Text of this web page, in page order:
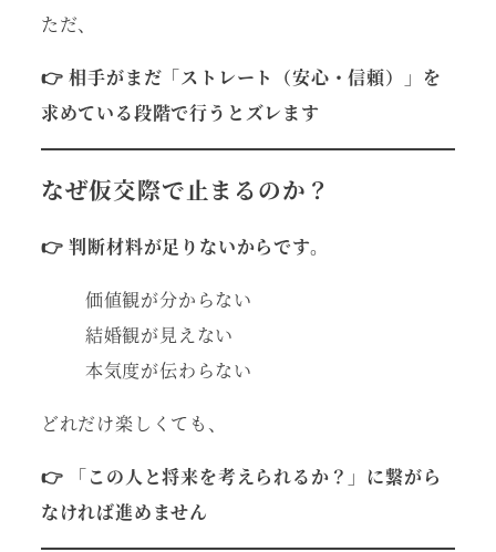
ただ、
👉 相手がまだ「ストレート（安心・信頼）」を
求めている段階で行うとズレます
なぜ仮交際で止まるのか？
👉 判断材料が足りないからです。
価値観が分からない
結婚観が見えない
本気度が伝わらない
どれだけ楽しくても、
👉 「この人と将来を考えられるか？」に繋がら
なければ進めません